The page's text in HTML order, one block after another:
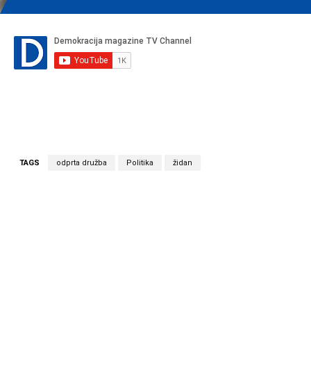
TAGS odprta družba Politika židan